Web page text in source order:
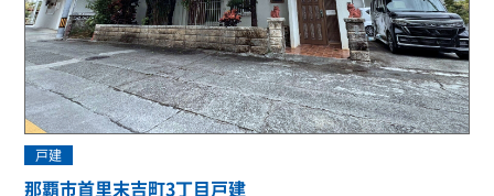
戸建
那覇市首里末吉町3丁目戸建